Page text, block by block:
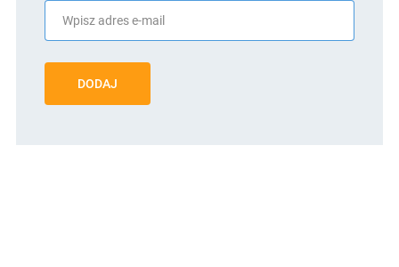
DODAJ